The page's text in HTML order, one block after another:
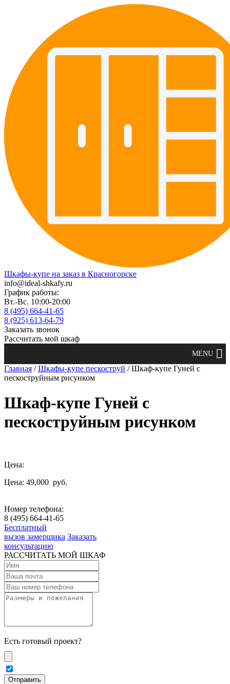
Шкафы-купе на заказ в Красногорске
info@ideal-shkafy.ru
График работы:
Вт.-Вс. 10:00-20:00
8 (495) 664-41-65
8 (925) 613-64-79
Заказать звонок
Рассчитать мой шкаф
Главная /Шкафы-купе пескоструй / Шкаф-купе Гуней с
пескоструйным рисунком
Шкаф-купе Гуней с
пескоструйным рисунком
Цена:
Цена: 49,000 руб.
Номер телефона:
8 (495) 664-41-65
Бесплатный
вызов замерщика Заказать
консультацию
РАССЧИТАТЬ МОЙ ШКАФ
Есть готовый проект?